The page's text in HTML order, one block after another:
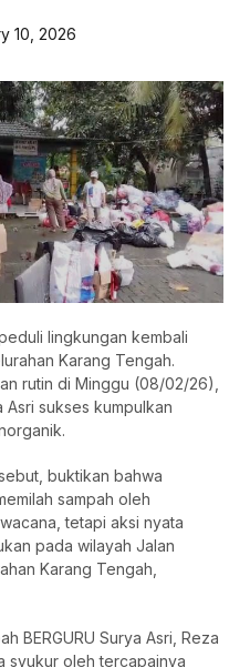
10, 2026
lingkungan kembali
Karang Tengah.
rutin di Minggu (08/02/26),
Asri sukses kumpulkan
buktikan bahwa
sampah oleh
tetapi aksi nyata
pada wilayah Jalan
Karang Tengah,
BERGURU Surya Asri, Reza
syukur oleh tercapainya